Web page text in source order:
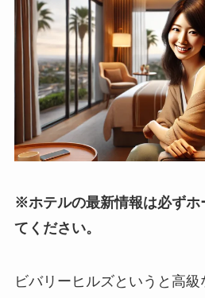
※ホテルの最新情報は必ずホ
てください。
ビバリーヒルズというと高級